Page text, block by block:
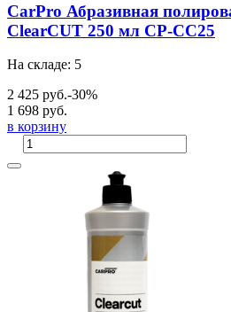
CarPro Абразивная
ClearCUT 250 мл CP-CC25
На складе: 5
2 425 руб.-30%
1 698 руб.
в корзину